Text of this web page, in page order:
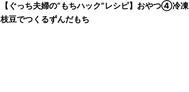
【ぐっち夫婦の”もちハック”レシピ】おやつ④冷凍
枝豆でつくるずんだもち